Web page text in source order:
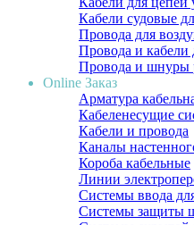
Кабели судовые
Провода для
Провода и кабели
Провода и шнуры
Online Заказ
Арматура
Кабеленесущие
Кабели и провода
Каналы
Короба кабельные
Линии
Системы ввода
Системы защиты